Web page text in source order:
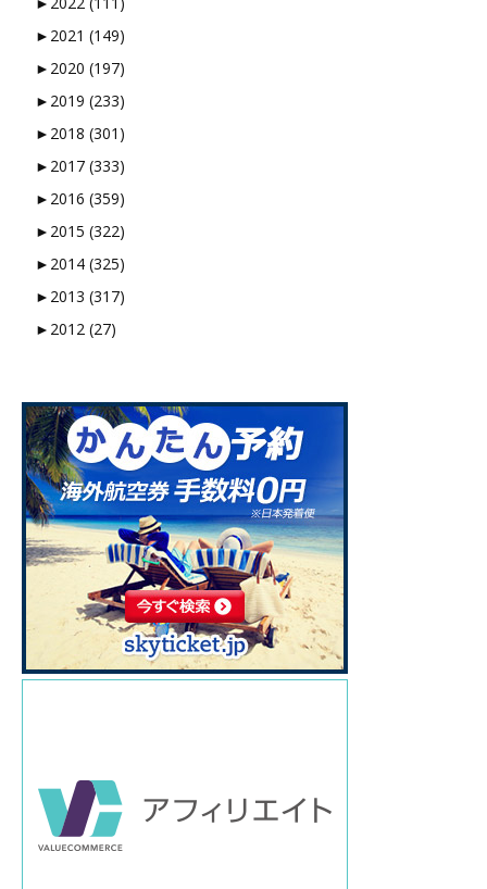
► 2021 (149)
► 2020 (197)
► 2019 (233)
► 2018 (301)
► 2017 (333)
► 2016 (359)
► 2015 (322)
► 2014 (325)
► 2013 (317)
► 2012 (27)